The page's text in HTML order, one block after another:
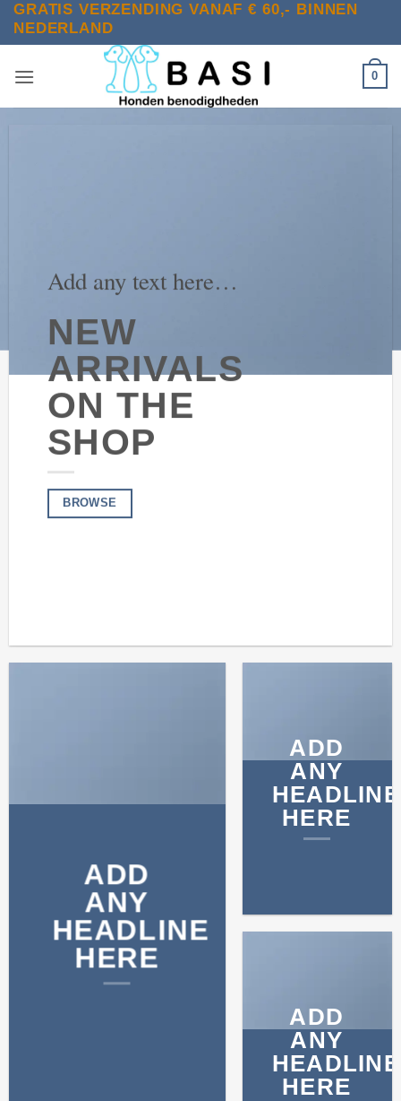
Ga
naar
GRATIS VERZENDING VANAF € 60,- BINNEN
NEDERLAND
0
Add any text here…
NEW
ARRIVALS
ON THE
SHOP
BROWSE
ADD
ANY
HEADLINE
HERE
ADD
ANY
HEADLINE
HERE
ADD
ANY
HEADLINE
HERE